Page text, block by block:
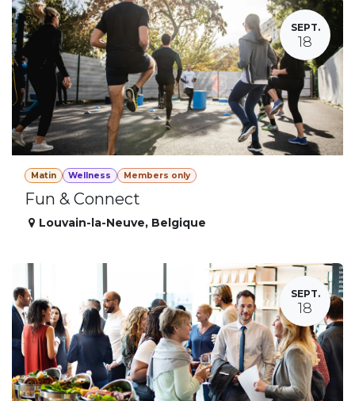
SEPT.
18
Matin Wellness Members only
Fun & Connect
Louvain-la-Neuve, Belgique
SEPT.
18